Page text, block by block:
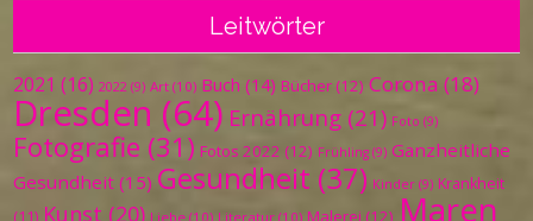
Leitwörter
2021 (16) 2022 (9) Art (10) Buch (14) Bücher (12) Corona (18)
Dresden (64) Ernährung (21) Foto (9)
Fotografie (31) Fotos 2022 (12) Frühling (9) Ganzheitliche
Gesundheit (15) Gesundheit (37) Kinder (9) Krankheit
Kunst (20) Liebe (10) Literatur (10) Malerei (12) Maren